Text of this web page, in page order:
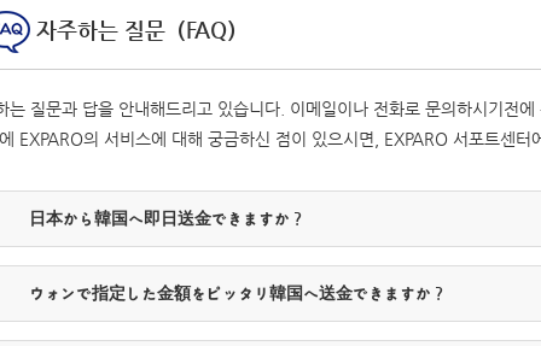
자주하는 질문（FAQ）
는 질문과 답을 안내해드리고 있습니다. 이메일이나 전화로 문의하시기전
EXPARO의 서비스에 대해 궁금하신 점이 있으시면, EXPARO 서포트센터
日本から韓国へ即日送金できますか？
ウォンで指定した金額をピッタリ韓国へ送金できますか？